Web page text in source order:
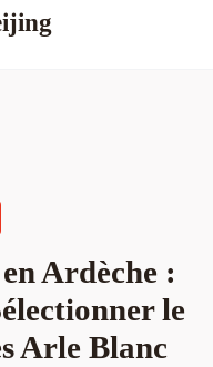
Ardèche :
le
Arle Blanc